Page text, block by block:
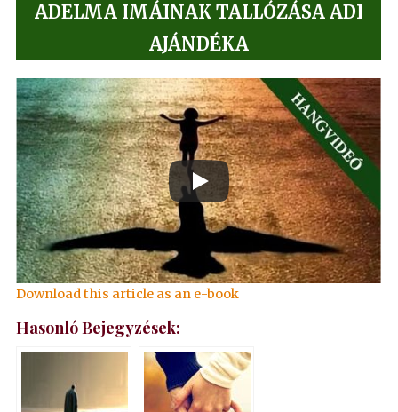
ADELMA IMÁINAK TALLÓZÁSA ADI
AJÁNDÉKA
Download this article as an e-book
Hasonló Bejegyzések: